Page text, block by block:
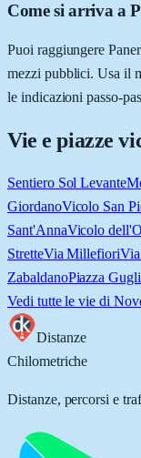
Come si arriva a
Puoi raggiungere
mezzi pubblici. Usa il
le indicazioni passo-
Vie e piazze
Sentiero Sol Levante
GiordanoVicolo San
Sant'AnnaVicolo
StretteVia Millefiori
ZabaldanoPiazza
Vedi tutte le vie di
Distanze
Chilometriche
Distanze, percorsi e